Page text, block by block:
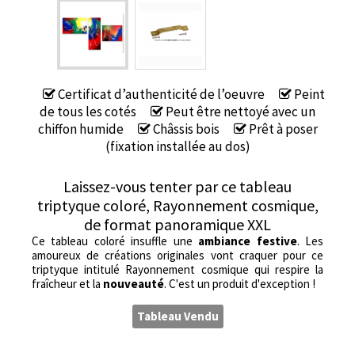
Certificat d’authenticité de l’oeuvre
Peint
de tous les cotés
Peut être nettoyé avec un
chiffon humide
Châssis bois
Prêt à poser
(fixation installée au dos)
Laissez-vous tenter par ce tableau
triptyque coloré, Rayonnement cosmique,
de format panoramique XXL
Ce tableau coloré insuffle une ambiance festive. Les
amoureux de créations originales vont craquer pour ce
triptyque intitulé Rayonnement cosmique qui respire la
fraîcheur et la nouveauté. C'est un produit d'exception !
Tableau Vendu